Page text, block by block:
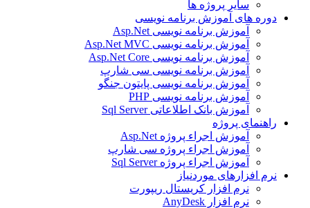
سایر پروژه ها
دوره های آموزش برنامه نویسی
آموزش برنامه نویسی Asp.Net
آموزش برنامه نویسی Asp.Net MVC
آموزش برنامه نویسی Asp.Net Core
آموزش برنامه نویسی سی شارپ
آموزش برنامه نویسی پایتون جنگو
آموزش برنامه نویسی PHP
آموزش بانک اطلاعاتی Sql Server
راهنمای پروژه
آموزش اجراء پروژه Asp.Net
آموزش اجراء پروژه سی شارپ
آموزش اجراء پروژه Sql Server
نرم افزارهای موردنیاز
نرم افزار کریستال ریپورت
نرم افزار AnyDesk